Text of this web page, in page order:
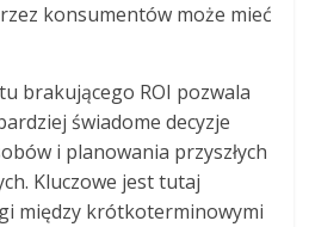
konsumentów może mieć
brakującego ROI pozwala
świadome decyzje
i planowania przyszłych
Kluczowe jest tutaj
między krótkoterminowymi